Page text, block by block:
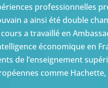
professionnelles
a ainsi été double
a travaillé en
économique en
de l’enseignement
comme